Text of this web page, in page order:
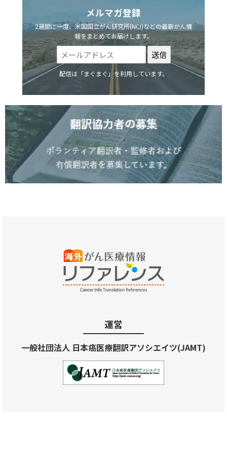
メルマガ登録
2週間に一度、米国国立がん研究所(NCI)などの最新がん情
報をまとめてお届けします。
配信は「まぐまぐ」を利用しています。
運営
一般社団法人 日本癌医療翻訳アソシエイツ(JAMT)